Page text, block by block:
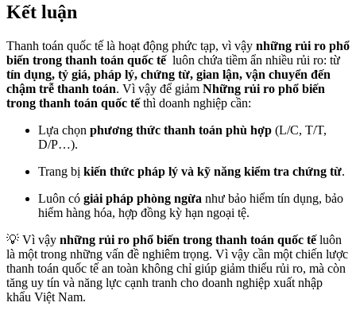
Kết luận
Thanh toán quốc tế là hoạt động phức tạp, vì vậy những rủi ro phổ
biến trong thanh toán quốc tếluôn chứa tiềm ẩn nhiều rủi ro: từ
tín dụng, tỷ giá, pháp lý, chứng từ, gian lận, vận chuyển đến
chậm trễ thanh toán. Vì vậy để giảm Những rủi ro phổ biến
trong thanh toán quốc tếthì doanh nghiệp cần:
Lựa chọn phương thức thanh toán phù hợp (L/C, T/T,
D/P…).
Trang bị kiến thức pháp lý và kỹ năng kiểm tra chứng từ.
Luôn có giải pháp phòng ngừa như bảo hiểm tín dụng, bảo
hiểm hàng hóa, hợp đồng kỳ hạn ngoại tệ.
💡 Vì vậy những rủi ro phổ biến trong thanh toán quốc tếluôn
là một trong những vấn đề nghiêm trọng. Vì vậy cần một chiến lược
thanh toán quốc tế an toàn không chỉ giúp giảm thiểu rủi ro, mà còn
tăng uy tín và năng lực cạnh tranh cho doanh nghiệp xuất nhập
khẩu Việt Nam.